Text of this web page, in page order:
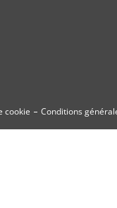
cookie Conditions